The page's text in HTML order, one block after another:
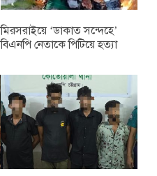
মিরসরাইয়ে ‘ডাকাত সন্দেহে’
বিএনপি নেতাকে পিটিয়ে হত্যা